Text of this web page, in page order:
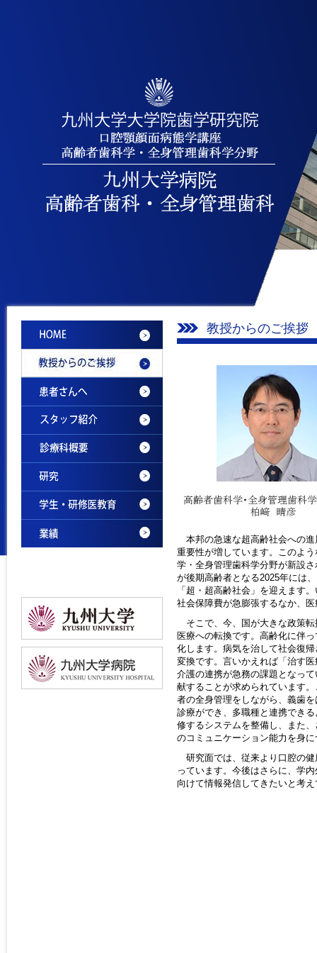
教授からのご挨拶
本邦の急速な超高齢社会への進
重要性が増しています。このよ
学・全身管理歯科学分野が新設
が後期高齢者となる2025年には
「超・超高齢社会」を迎えます
社会保障費が急膨張するなか、
そこで、今、国が大きな政策転
医療への転換です。高齢化に伴
化します。病気を治して社会復
変換です。言いかえれば「治す
介護の連携が急務の課題となっ
献することが求められています
者の全身管理をしながら、義歯
診療ができ、多職種と連携でき
修するシステムを整備し、また
のコミュニケーション能力を身
研究面では、従来より口腔の健
っています。今後はさらに、学
向けて情報発信してきたいと考